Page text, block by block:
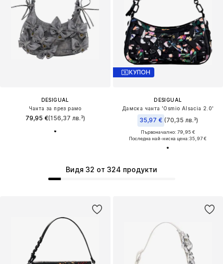
DESIGUAL
Чанта за през рамо
79,95 €(156,37 лв.³)
КУПОН
DESIGUAL
Дамска чанта 'Osmio Alsacia 2.0'
35,97 € (70,35 лв.³)
Първоначално: 79,95 €
Последна най-ниска цена:35,97 €
Видя 32 от 324 продукти